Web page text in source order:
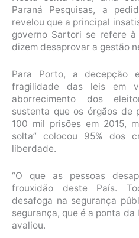
Paraná Pesquisas, a
revelou que a principal
governo Sartori se refere à
dizem desaprovar a gestão
Para Porto, a decepção
fragilidade das leis em
aborrecimento dos
sustenta que os órgãos de
100 mil prisões em 2015,
solta” colocou 95% dos
liberdade.
“O que as pessoas
frouxidão deste País.
desafoga na segurança
segurança, que é a ponta da
avaliou.